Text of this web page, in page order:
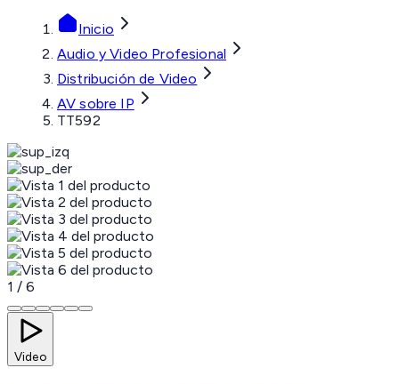
Inicio
Audio y Video Profesional
Distribución de Video
AV sobre IP
TT592
1 / 6
Video